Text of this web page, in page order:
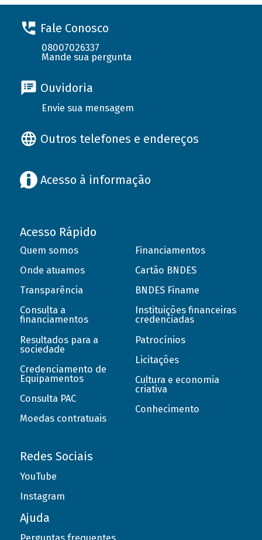
Fale Conosco
08007026337
Mande sua pergunta
Ouvidoria
Envie sua mensagem
Outros telefones e endereços
Acesso à informação
Acesso Rápido
Quem somos
Onde atuamos
Transparência
Consulta a
financiamentos
Resultados para a
sociedade
Credenciamento de
Equipamentos
Consulta PAC
Moedas contratuais
Financiamentos
Cartão BNDES
BNDES Finame
Instituições financeiras
credenciadas
Patrocínios
Licitações
Cultura e economia
criativa
Conhecimento
Redes Sociais
YouTube
Instagram
Ajuda
Perguntas frequentes